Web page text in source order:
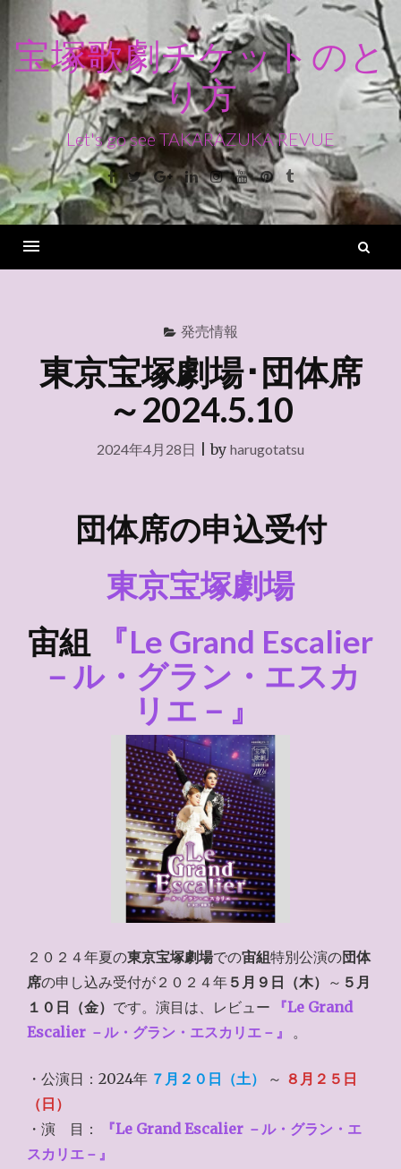
ン
ス
キ
ッ
宝塚歌劇チケットのと
り方
Let's go see TAKARAZUKA REVUE
Facebook
TwitterGoogle+LinkedinInstagram
YoutubePinterest
Tumblr
発売情報
東京宝塚劇場･団体席
～2024.5.10
2024年4月28日 |by harugotatsu
団体席の申込受付
東京宝塚劇場
宙組
『Le Grand Escalier
－ル・グラン・エスカ
リエ－』
２０２４年夏の東京宝塚劇場での宙組特別公演の団体
席の申し込み受付が２０２４年 ５月９日（木） ～ ５月
１０日（金） です。演目は、レビュー
『Le Grand
Escalier －ル・グラン・エスカリエ－』
。
・公演日：2024年 ７月２０日（土） ～ ８月２５日
（日）
・演 目：
『Le Grand Escalier －ル・グラン・エ
スカリエ－』